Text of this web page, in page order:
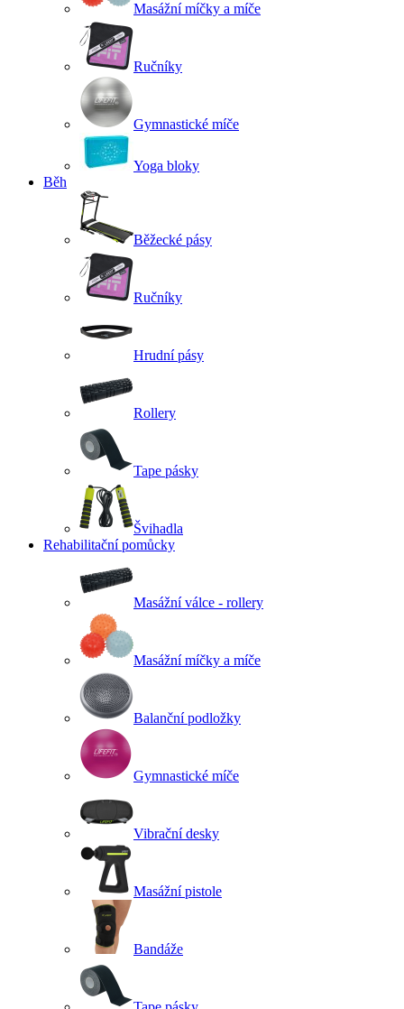
Masážní míčky a míče
Ručníky
Gymnastické míče
Yoga bloky
Běh
Běžecké pásy
Ručníky
Hrudní pásy
Rollery
Tape pásky
Švihadla
Rehabilitační pomůcky
Masážní válce - rollery
Masážní míčky a míče
Balanční podložky
Gymnastické míče
Vibrační desky
Masážní pistole
Bandáže